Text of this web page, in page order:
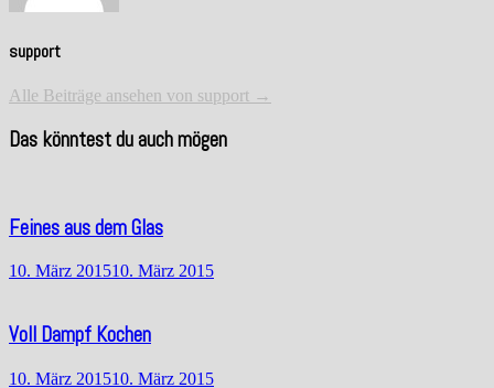
support
Alle Beiträge ansehen von support →
Das könntest du auch mögen
Feines aus dem Glas
10. März 201510. März 2015
Voll Dampf Kochen
10. März 201510. März 2015